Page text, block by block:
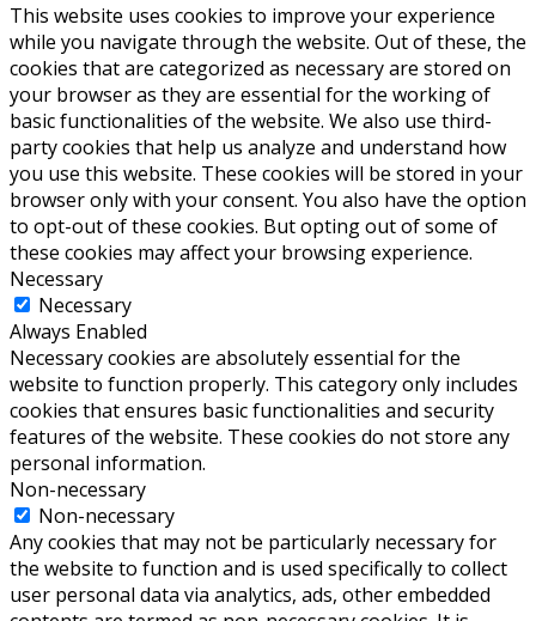
This website uses cookies to improve your experience
while you navigate through the website. Out of these, the
cookies that are categorized as necessary are stored on
your browser as they are essential for the working of
basic functionalities of the website. We also use third-
party cookies that help us analyze and understand how
you use this website. These cookies will be stored in your
browser only with your consent. You also have the option
to opt-out of these cookies. But opting out of some of
these cookies may affect your browsing experience.
Necessary
Necessary
Always Enabled
Necessary cookies are absolutely essential for the
website to function properly. This category only includes
cookies that ensures basic functionalities and security
features of the website. These cookies do not store any
personal information.
Non-necessary
Non-necessary
Any cookies that may not be particularly necessary for
the website to function and is used specifically to collect
user personal data via analytics, ads, other embedded